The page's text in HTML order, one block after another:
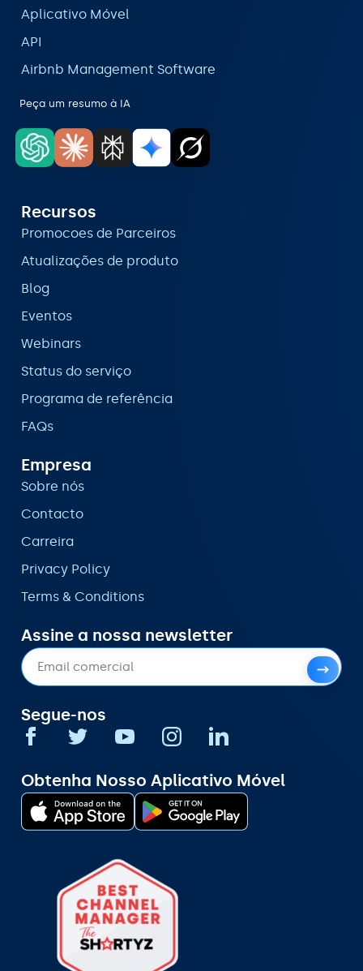
Aplicativo Móvel
API
Airbnb Management Software
Peça um resumo à IA
Recursos
Promocoes de Parceiros
Atualizações de produto
Blog
Eventos
Webinars
Status do serviço
Programa de referência
FAQs
Empresa
Sobre nós
Contacto
Carreira
Privacy Policy
Terms & Conditions
Assine a nossa newsletter
Segue-nos
Obtenha Nosso Aplicativo Móvel